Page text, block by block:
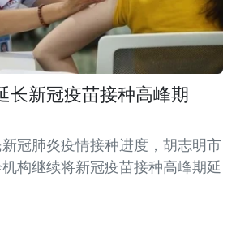
长新冠疫苗接种高峰期
冠肺炎疫情接种进度，胡志明市
构继续将新冠疫苗接种高峰期延